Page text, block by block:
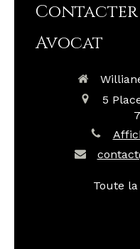
Contacter
Avocat
5
Toute